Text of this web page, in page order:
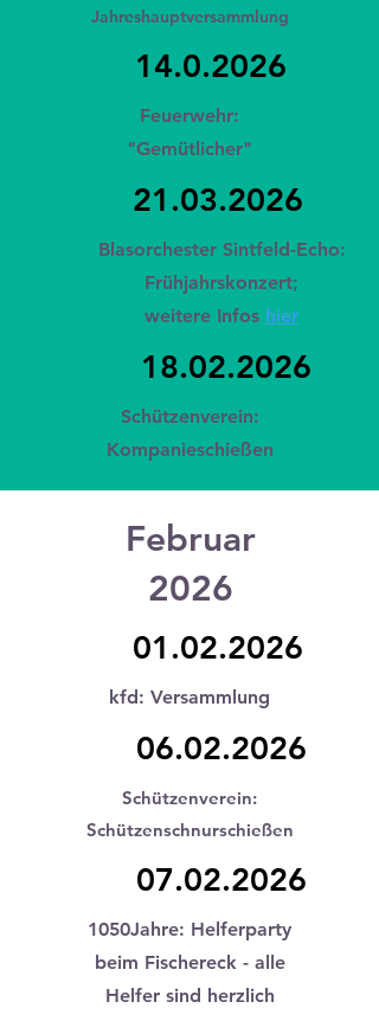
Jahreshauptversammlung
14.0.2026
Feuerwehr:
"Gemütlicher"
21.03.2026
Blasorchester Sintfeld-Echo:
Frühjahrskonzert;
weitere Infos hier
18.02.2026
Schützenverein:
Kompanieschießen
Februar
2026
01.02.2026
kfd: Versammlung
06.02.2026
Schützenverein:
Schützenschnurschießen
07.02.2026
1050Jahre: Helferparty
beim Fischereck - alle
Helfer sind herzlich